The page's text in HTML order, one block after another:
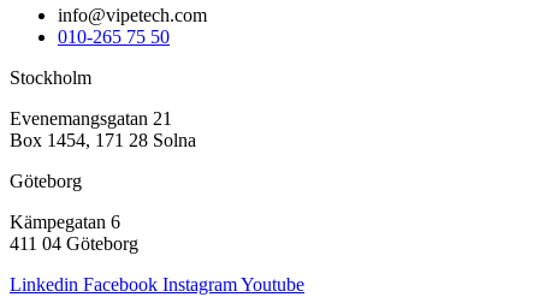
info@vipetech.com
010-265 75 50
Stockholm
Evenemangsgatan 21
Box 1454, 171 28 Solna
Göteborg
Kämpegatan 6
411 04 Göteborg
Linkedin Facebook InstagramYoutube